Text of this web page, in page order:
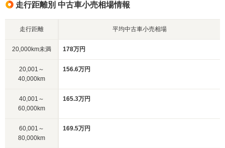
走行距離別 中古車小売相場情報
走行距離 平均中古車小売相場
20,000km未満 178万円
20,001～
40,000km
156.6万円
40,001～
60,000km
165.3万円
60,001～
80,000km
169.5万円